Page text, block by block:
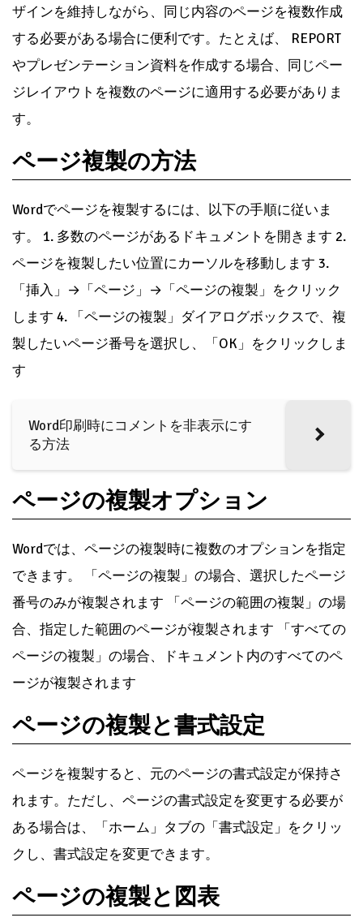
ザインを維持しながら、同じ内容のページを複数作成
する必要がある場合に便利です。たとえば、 REPORT
やプレゼンテーション資料を作成する場合、同じペー
ジレイアウトを複数のページに適用する必要がありま
す。
ページ複製の方法
Wordでページを複製するには、以下の手順に従いま
す。 1. 多数のページがあるドキュメントを開きます 2.
ページを複製したい位置にカーソルを移動します 3.
「挿入」→「ページ」→「ページの複製」をクリック
します 4. 「ページの複製」ダイアログボックスで、複
製したいページ番号を選択し、「OK」をクリックしま
す
Word印刷時にコメントを非表示にす
る方法
ページの複製オプション
Wordでは、ページの複製時に複数のオプションを指定
できます。 「ページの複製」の場合、選択したページ
番号のみが複製されます 「ページの範囲の複製」の場
合、指定した範囲のページが複製されます 「すべての
ページの複製」の場合、ドキュメント内のすべてのペ
ージが複製されます
ページの複製と書式設定
ページを複製すると、元のページの書式設定が保持さ
れます。ただし、ページの書式設定を変更する必要が
ある場合は、「ホーム」タブの「書式設定」をクリッ
クし、書式設定を変更できます。
ページの複製と図表